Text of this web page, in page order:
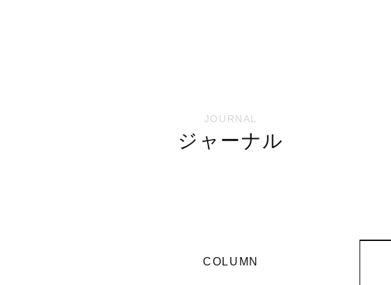
JOURNAL
ジャーナル
COLUMN